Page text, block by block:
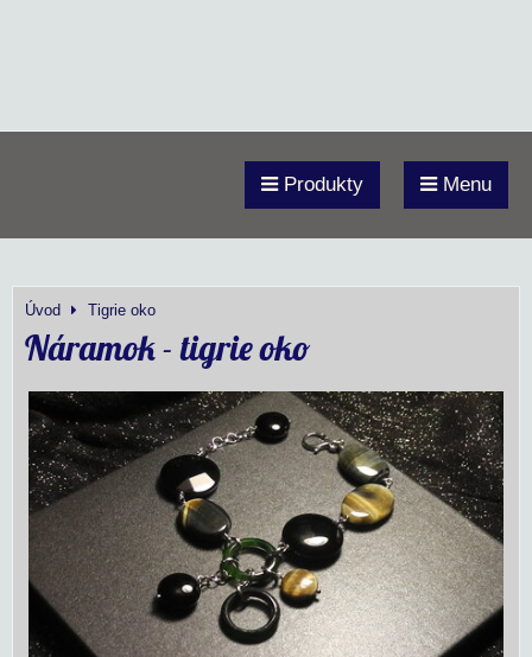
Produkty Menu
Úvod Tigrie oko
Náramok - tigrie oko